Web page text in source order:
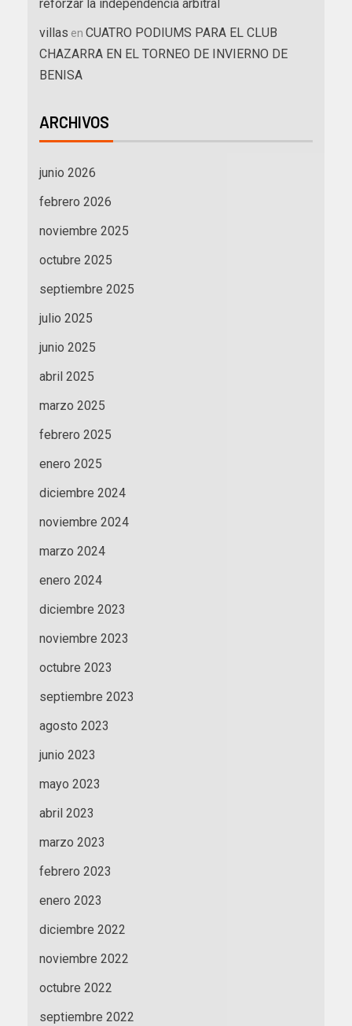
reforzar la independencia arbitral
villas en CUATRO PODIUMS PARA EL CLUB
CHAZARRA EN EL TORNEO DE INVIERNO DE
BENISA
ARCHIVOS
junio 2026
febrero 2026
noviembre 2025
octubre 2025
septiembre 2025
julio 2025
junio 2025
abril 2025
marzo 2025
febrero 2025
enero 2025
diciembre 2024
noviembre 2024
marzo 2024
enero 2024
diciembre 2023
noviembre 2023
octubre 2023
septiembre 2023
agosto 2023
junio 2023
mayo 2023
abril 2023
marzo 2023
febrero 2023
enero 2023
diciembre 2022
noviembre 2022
octubre 2022
septiembre 2022